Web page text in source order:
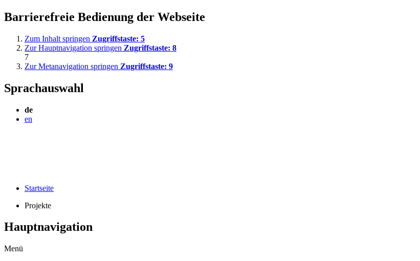
Barrierefreie Bedienung der Webseite
Zum Inhalt springen Zugriffstaste: 5
Zur Hauptnavigation springen Zugriffstaste: 8
7
Zur Metanavigation springen Zugriffstaste: 9
Sprachauswahl
de
en
Startseite
Projekte
Hauptnavigation
Menü